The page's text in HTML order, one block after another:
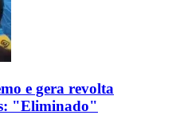
e gera revolta
"Eliminado"